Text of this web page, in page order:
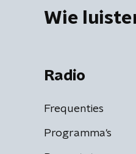
Wie
Radio
Frequenties
Programma's